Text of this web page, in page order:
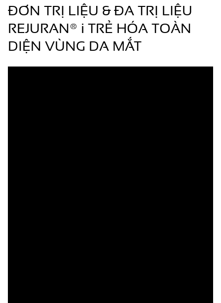
ĐƠN TRỊ LIỆU & ĐA TRỊ LIỆU
REJURAN® i TRẺ HÓA TOÀN
DIỆN VÙNG DA MẮT